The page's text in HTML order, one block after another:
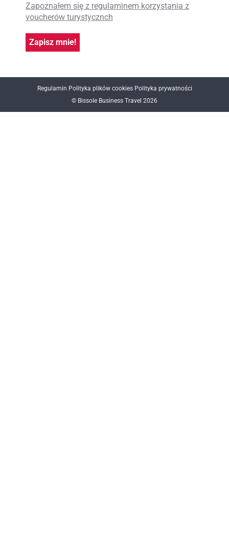
Zapoznałem się z regulaminem korzystania z
voucherów turystycznch
Regulamin Polityka plików cookies Polityka prywatności
© Bissole Business Travel 2026